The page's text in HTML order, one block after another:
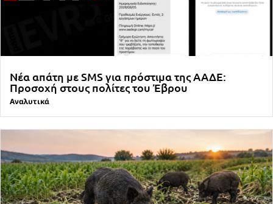
Νέα απάτη με SMS για πρόστιμα της ΑΑΔΕ:
Προσοχή στους πολίτες του Έβρου
Αναλυτικά